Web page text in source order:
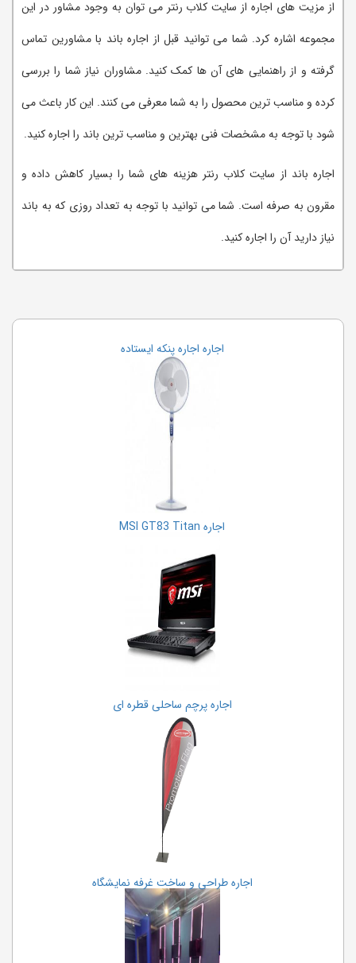
از مزیت های اجاره از سایت کلاب رنتر می توان به وجود مشاور در این
مجموعه اشاره کرد. شما می توانید قبل از اجاره باند با مشاورین تماس
گرفته و از راهنمایی های آن ها کمک کنید. مشاوران نیاز شما را بررسی
کرده و مناسب ترین محصول را به شما معرفی می کنند. این کار باعث می
شود با توجه به مشخصات فنی بهترین و مناسب ترین باند را اجاره کنید.
اجاره باند از سایت کلاب رنتر هزینه های شما را بسیار کاهش داده و
مقرون به صرفه است. شما می توانید با توجه به تعداد روزی که به باند
نیاز دارید آن را اجاره کنید.
اجاره تخته وایت برد